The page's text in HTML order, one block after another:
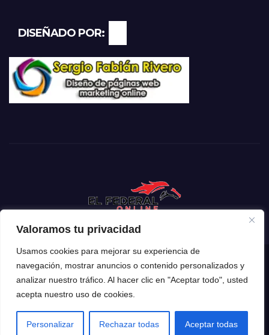
Valoramos tu privacidad
Usamos cookies para mejorar su experiencia de
navegación, mostrar anuncios o contenido personalizados y
analizar nuestro tráfico. Al hacer clic en "Aceptar todo", usted
acepta nuestro uso de cookies.
Personalizar Rechazar todas Aceptar todas
DISEÑADO POR:
Funciona gracias a WordPress |Tema: Newsup deThemeansar
Inicio Mendoza Argentina
Espectáculos El Mundo Tecnología